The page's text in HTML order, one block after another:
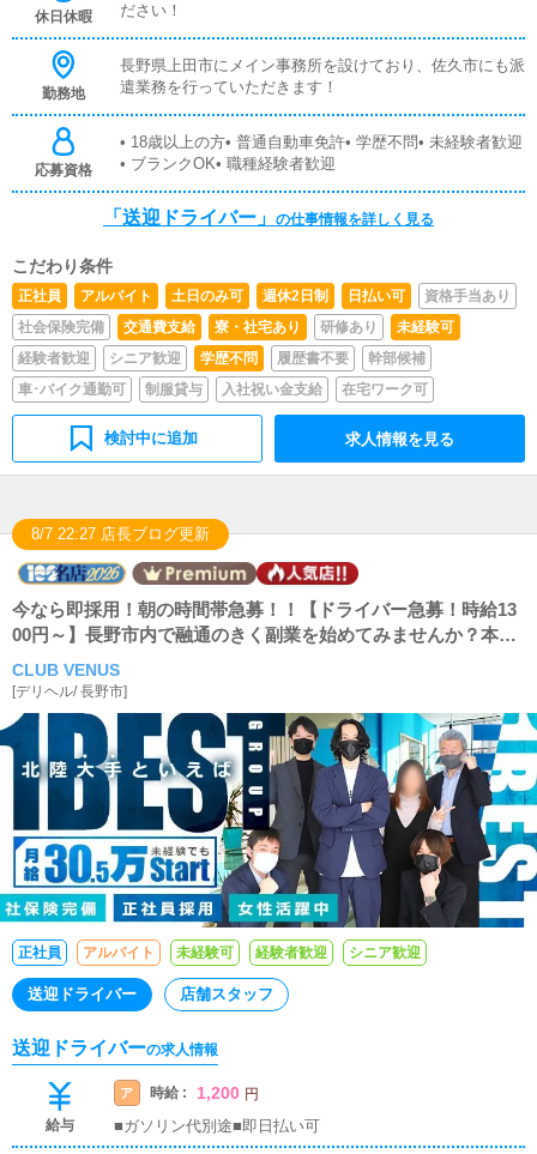
休日休暇
ださい！
勤務地
長野県上田市にメイン事務所を設けており、佐久市にも派
遣業務を行っていただきます！
応募資格
• 18歳以上の方• 普通自動車免許• 学歴不問• 未経験者歓迎
• ブランクOK• 職種経験者歓迎
「送迎ドライバー」 の仕事情報を詳しく見る
こだわり条件
正社員 アルバイト 土日のみ可 週休2日制 日払い可
資格手当あり
社会保険完備
交通費支給 寮・社宅あり 研修あり
未経験可
経験者歓迎
シニア歓迎 学歴不問 履歴書不要
幹部候補
車･バイク通勤可
制服貸与 入社祝い金支給 在宅ワーク可
検討中に追加 求人情報を見る
8/7 22:27 店長ブログ更新
今なら即採用！朝の時間帯急募！！【ドライバー急募！時給13
00円～】長野市内で融通のきく副業を始めてみませんか？本業
にバレない、曜日＋時間の融通がきく、アルバイト雇用、スキ
マ時間で15万円以上の収入も簡単！
CLUB VENUS
[デリヘル/長野市]
正社員 アルバイト 未経験可 経験者歓迎 シニア歓迎
送迎ドライバー 店舗スタッフ
送迎ドライバーの求人情報
給与
ア 時給 : 1,200 円
■ガソリン代別途■即日払い可